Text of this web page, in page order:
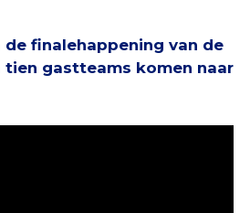
finalehappening van de
gastteams komen naar